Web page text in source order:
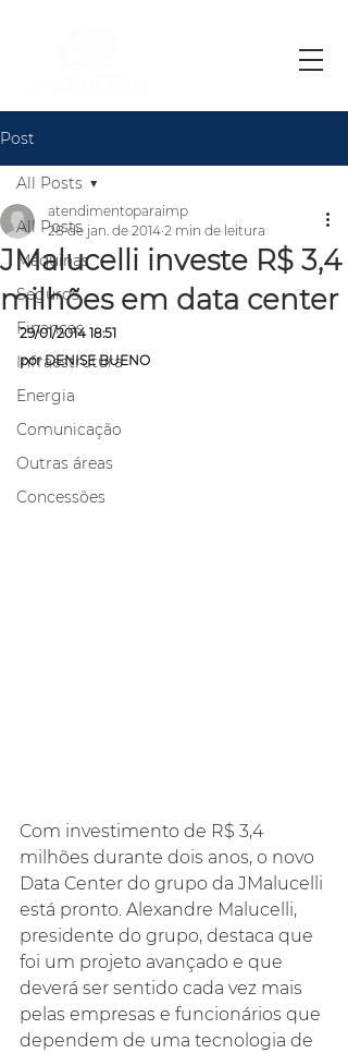
Post
All Posts
Máquinas
Seguros
Finanças
Infraestrutura
Energia
Comunicação
Outras áreas
Concessões
All Posts
JMalucelli investe R$ 3,4
milhões em data center
atendimentoparaimp
28 de jan. de 2014 2 min de leitura
29/01/2014 18:51
por DENISE BUENO
Com investimento de R$ 3,4
milhões durante dois anos, o novo
Data Center do grupo da JMalucelli
está pronto. Alexandre Malucelli,
presidente do grupo, destaca que
foi um projeto avançado e que
deverá ser sentido cada vez mais
pelas empresas e funcionários que
dependem de uma tecnologia de